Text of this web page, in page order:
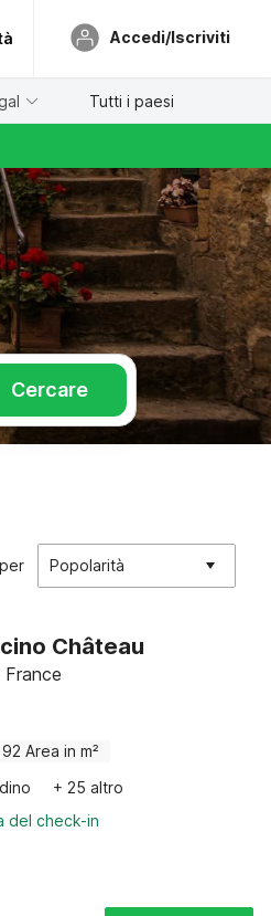
Accedi/Iscriviti
Tutti i paesi
Cercare
Popolarità
Château
92 Area in m²
+ 25 altro
del check-in